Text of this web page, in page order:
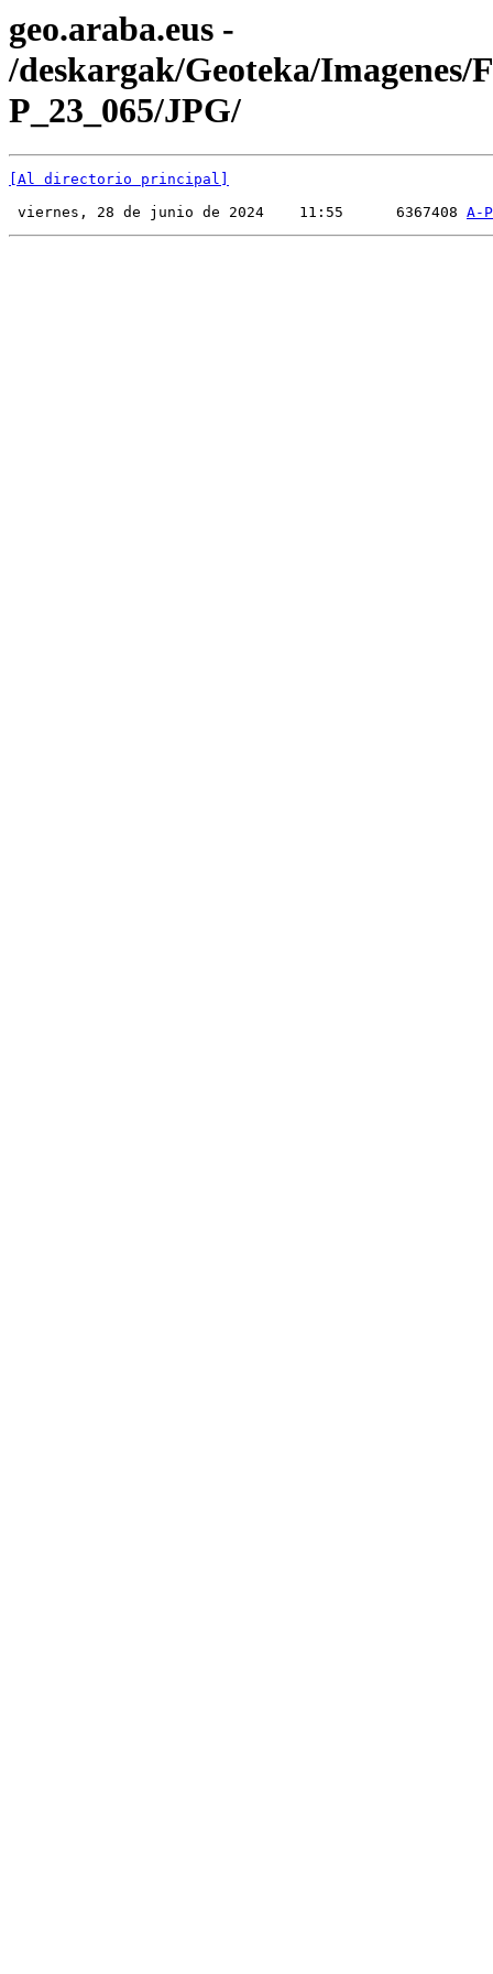
geo.araba.eus -
/deskargak/Geoteka/Imagenes/
P_23_065/JPG/
[Al directorio principal]
viernes, 28 de junio de 2024    11:55      6367408 A-